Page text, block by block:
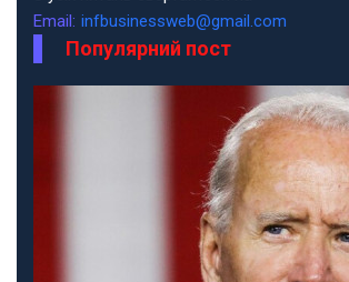
Email: infbusinessweb@gmail.com
Популярний пост